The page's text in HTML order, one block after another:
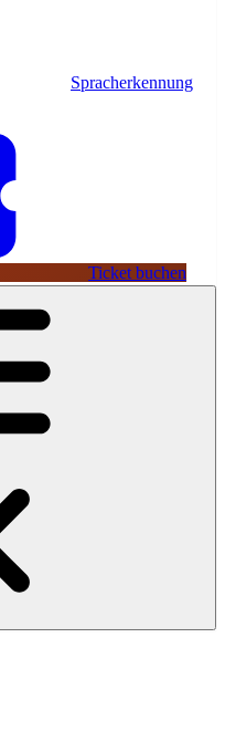
Spracherkennung
Ticket buchen